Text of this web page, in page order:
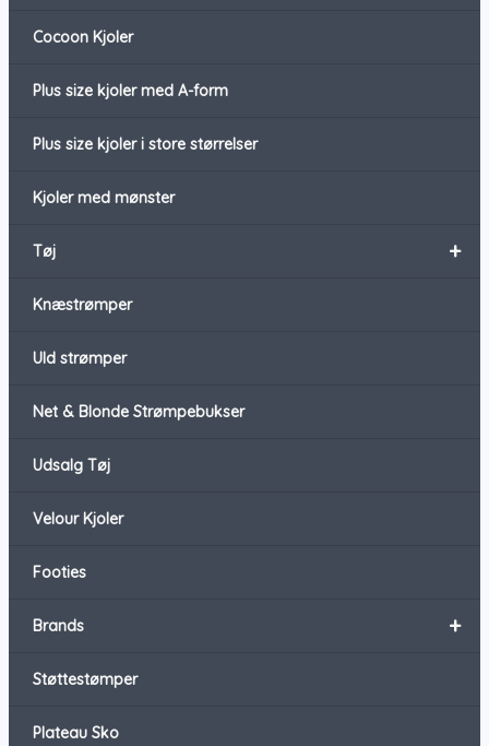
Cocoon Kjoler
Plus size kjoler med A-form
Plus size kjoler i store størrelser
Kjoler med mønster
+
Tøj
Knæstrømper
Uld strømper
Net & Blonde Strømpebukser
Udsalg Tøj
Velour Kjoler
Footies
+
Brands
Støttestømper
Plateau Sko